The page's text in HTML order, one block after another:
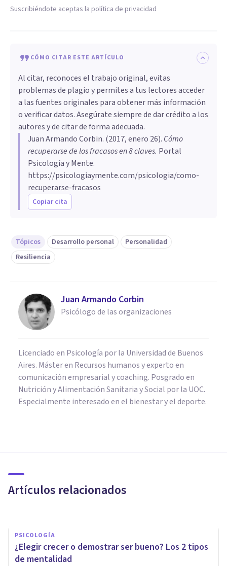
Suscribiéndote aceptas la política de privacidad
CÓMO CITAR ESTE ARTÍCULO
Al citar, reconoces el trabajo original, evitas
problemas de plagio y permites a tus lectores acceder
a las fuentes originales para obtener más información
o verificar datos. Asegúrate siempre de dar crédito a los
autores y de citar de forma adecuada.
Juan Armando Corbin. (2017, enero 26). Cómo
recuperarse de los fracasos en 8 claves. Portal
Psicología y Mente.
https://psicologiaymente.com/psicologia/como-
recuperarse-fracasos
Copiar cita
Tópicos Desarrollo personal
Personalidad
Resiliencia
Juan Armando Corbin
Psicólogo de las organizaciones
Licenciado en Psicología por la Universidad de Buenos
Aires. Máster en Recursos humanos y experto en
comunicación empresarial y coaching. Posgrado en
Nutrición y Alimentación Sanitaria y Social por la UOC.
Especialmente interesado en el bienestar y el deporte.
Artículos relacionados
¿eres una persona fuerte?
PSICOLOGÍA
¿Elegir crecer o demostrar ser bueno? Los 2 tipos
de mentalidad